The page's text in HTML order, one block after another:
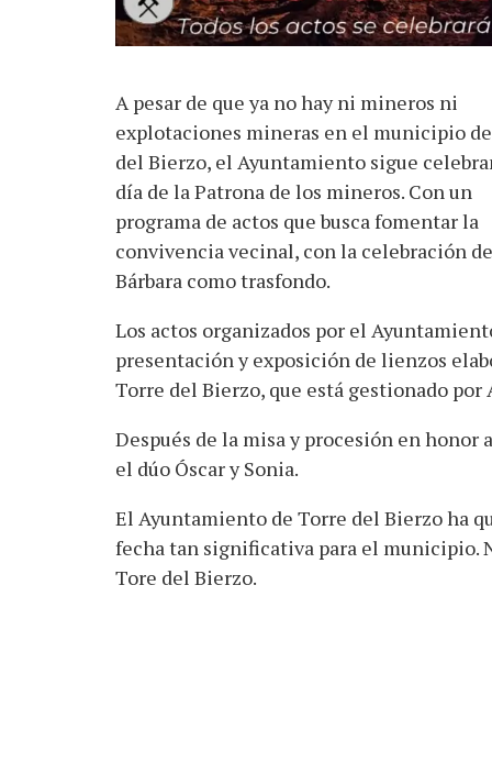
A pesar de que ya no hay ni mineros ni
explotaciones mineras en el municipio
del Bierzo, el Ayuntamiento sigue
día de la Patrona de los mineros. Con un
programa de actos que busca fomentar la
convivencia vecinal, con la celebración
Bárbara como trasfondo.
Los actos organizados por el
presentación y exposición de lienzos
Torre del Bierzo, que está gestionado por
Después de la misa y procesión en honor
el dúo Óscar y Sonia.
El Ayuntamiento de Torre del Bierzo ha
fecha tan significativa para el municipio.
Tore del Bierzo.